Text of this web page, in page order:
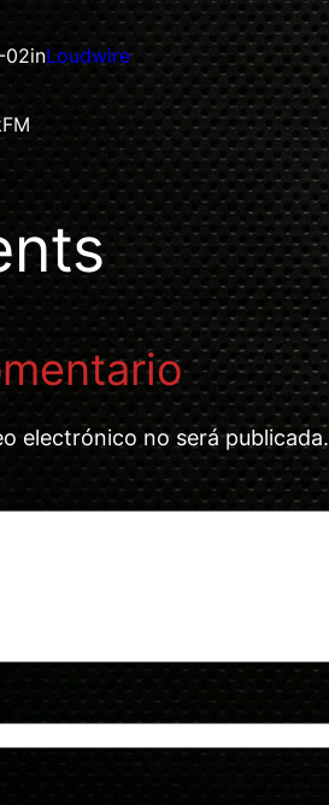
02inLoudwire
electrónico no será publicada.